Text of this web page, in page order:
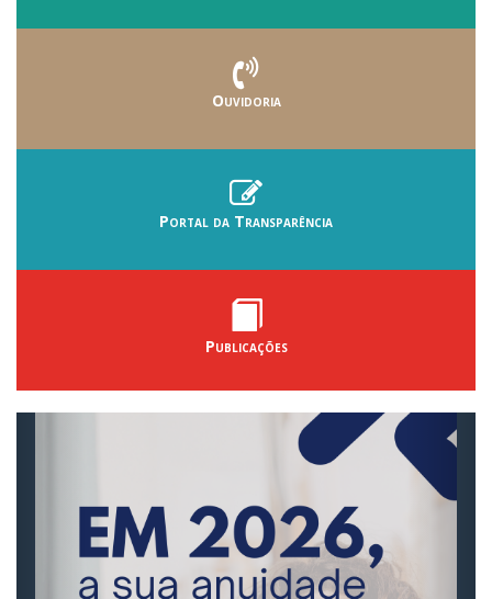
Ouvidoria
Portal da Transparência
Publicações